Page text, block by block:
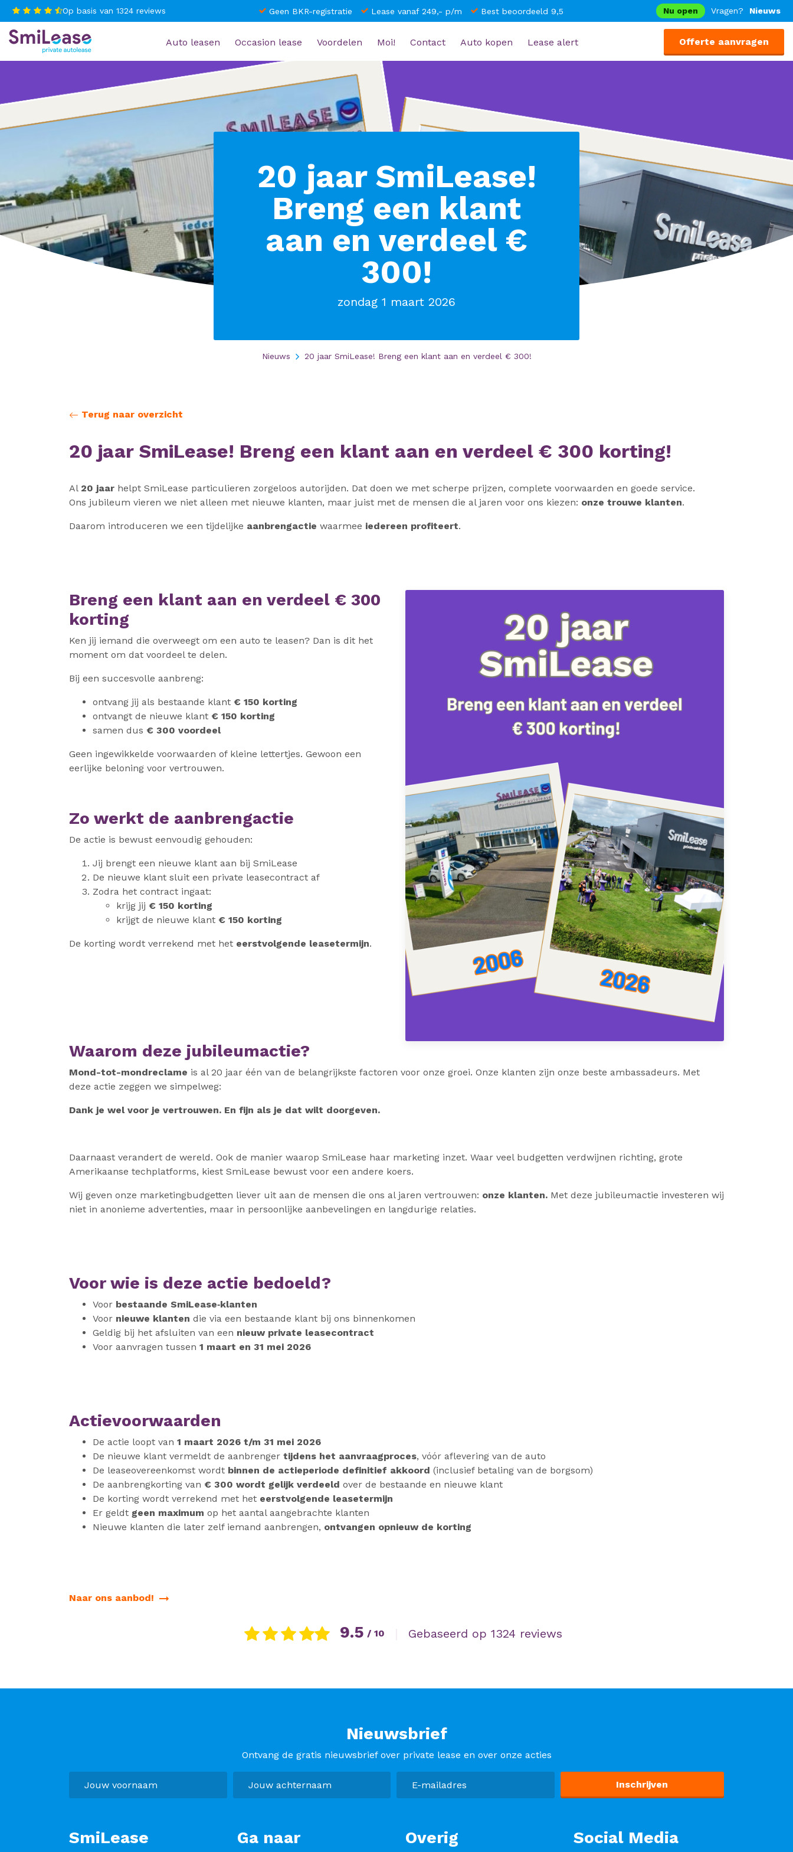
Op basis van 1324 reviews Geen BKR-registratie Lease vanaf 249,- p/m Best beoordeeld 9,5 Nu open Vragen? Nieuws
Auto leasen Occasion lease Voordelen Moi! Contact Auto kopen Lease alert Offerte aanvragen
20 jaar SmiLease!
Breng een klant
aan en verdeel €
300!
zondag 1 maart 2026
Nieuws 20 jaar SmiLease! Breng een klant aan en verdeel € 300!
Terug naar overzicht
20 jaar SmiLease! Breng een klant aan en verdeel € 300 korting!
Al 20 jaar helpt SmiLease particulieren zorgeloos autorijden. Dat doen we met scherpe prijzen, complete voorwaarden en goede service.
Ons jubileum vieren we niet alleen met nieuwe klanten, maar juist met de mensen die al jaren voor ons kiezen: onze trouwe klanten.
Daarom introduceren we een tijdelijke aanbrengactie waarmee iedereen profiteert.
Breng een klant aan en verdeel € 300
korting
Ken jij iemand die overweegt om een auto te leasen? Dan is dit het
moment om dat voordeel te delen.
Bij een succesvolle aanbreng:
ontvang jij als bestaande klant € 150 korting
ontvangt de nieuwe klant € 150 korting
samen dus € 300 voordeel
Geen ingewikkelde voorwaarden of kleine lettertjes. Gewoon een
eerlijke beloning voor vertrouwen.
Zo werkt de aanbrengactie
De actie is bewust eenvoudig gehouden:
Jij brengt een nieuwe klant aan bij SmiLease
De nieuwe klant sluit een private leasecontract af
Zodra het contract ingaat:
krijg jij € 150 korting
krijgt de nieuwe klant € 150 korting
De korting wordt verrekend met het eerstvolgende leasetermijn.
Waarom deze jubileumactie?
Mond-tot-mondreclame is al 20 jaar één van de belangrijkste factoren voor onze groei. Onze klanten zijn onze beste ambassadeurs. Met
deze actie zeggen we simpelweg:
Dank je wel voor je vertrouwen. En fijn als je dat wilt doorgeven.
Daarnaast verandert de wereld. Ook de manier waarop SmiLease haar marketing inzet. Waar veel budgetten verdwijnen richting, grote
Amerikaanse techplatforms, kiest SmiLease bewust voor een andere koers.
Wij geven onze marketingbudgetten liever uit aan de mensen die ons al jaren vertrouwen: onze klanten. Met deze jubileumactie investeren wij
niet in anonieme advertenties, maar in persoonlijke aanbevelingen en langdurige relaties.
Voor wie is deze actie bedoeld?
Voor bestaande SmiLease‑klanten
Voor nieuwe klanten die via een bestaande klant bij ons binnenkomen
Geldig bij het afsluiten van een nieuw private leasecontract
Voor aanvragen tussen 1 maart en 31 mei 2026
Actievoorwaarden
De actie loopt van 1 maart 2026 t/m 31 mei 2026
De nieuwe klant vermeldt de aanbrenger tijdens het aanvraagproces, vóór aflevering van de auto
De leaseovereenkomst wordt binnen de actieperiode definitief akkoord (inclusief betaling van de borgsom)
De aanbrengkorting van € 300 wordt gelijk verdeeld over de bestaande en nieuwe klant
De korting wordt verrekend met het eerstvolgende leasetermijn
Er geldt geen maximum op het aantal aangebrachte klanten
Nieuwe klanten die later zelf iemand aanbrengen, ontvangen opnieuw de korting
Naar ons aanbod!
9.5 / 10 Gebaseerd op 1324 reviews
Nieuwsbrief
Ontvang de gratis nieuwsbrief over private lease en over onze acties
SmiLease Ga naar Overig Social Media